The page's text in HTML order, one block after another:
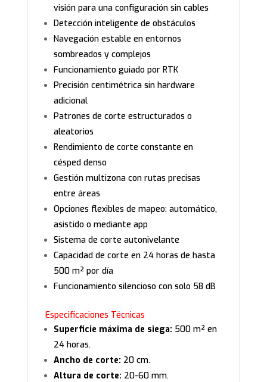
visión para una configuración sin cables
Detección inteligente de obstáculos
Navegación estable en entornos
sombreados y complejos
Funcionamiento guiado por RTK
Precisión centimétrica sin hardware
adicional
Patrones de corte estructurados o
aleatorios
Rendimiento de corte constante en
césped denso
Gestión multizona con rutas precisas
entre áreas
Opciones flexibles de mapeo: automático,
asistido o mediante app
Sistema de corte autonivelante
Capacidad de corte en 24 horas de hasta
500 m² por día
Funcionamiento silencioso con solo 58 dB
Especificaciones Técnicas
Superficie máxima de siega: 500 m² en
24 horas.
Ancho de corte: 20 cm.
Altura de corte: 20-60 mm.